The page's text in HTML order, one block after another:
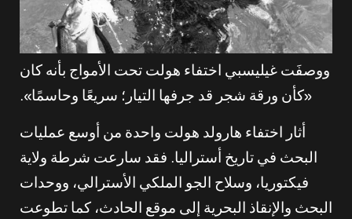
ووصفَت غيليسبي اختفاء هولت تحت الأمواج بأنه كان
«كأن ورقة شجر قد جرفها التيار؛ سريعًا وحاسمًا».
أثار اختفاء هارولد هولت واحدة من أوسع عمليات
البحث في تاريخ أستراليا. فقد سارعت شرطة ولاية
فيكتوريا، وسلاح الجو الملكي الأسترالي، ووحدات
البحث والإنقاذ البحرية إلى موقع الحادث، كما تطوعت